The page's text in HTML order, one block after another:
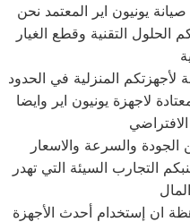
يونيون اير المعتمد نحن
الحلول التقنية وقطع الغيار
لأجهزتكم المنزلية في الحدود
لاجهزة يونيون اير وايضا
والسرعة والاسعار
التجارب السيئة التي تهدر
ان إستخدام أحدث الأجهزة